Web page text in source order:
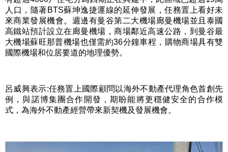
人口，隨著BTS蘇坤逸捷運線的延伸發展，任務置上看好未
來商業發展機會。週邊有曼谷第二大機場廊曼機場並且泰國
高鐵站預計設立在廊曼機場，商場鄰近高速公路，到曼谷最
大機場蘇旺那普機場也僅需約36分鐘車程，購物商場具有雙
國際機場和位居要道的地理優勢。
呂威興表示:任務置上國際顧問以海外不動產代理角色首創先
例，與諾博集團合作開發，期盼能將更穩健安全的合作模
式，為海外不動產經營帶來新契機及發展機會。